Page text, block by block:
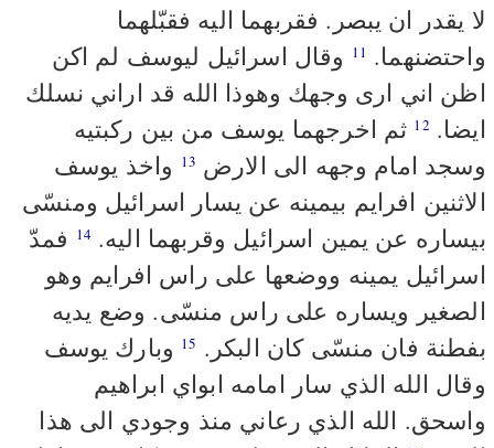
لا يقدر ان يبصر. فقربهما اليه فقبّلهما
واحتضنهما. 11 وقال اسرائيل ليوسف لم اكن
اظن اني ارى وجهك وهوذا الله قد اراني نسلك
ايضا. 12 ثم اخرجهما يوسف من بين ركبتيه
وسجد امام وجهه الى الارض 13 واخذ يوسف
الاثنين افرايم بيمينه عن يسار اسرائيل ومنسّى
بيساره عن يمين اسرائيل وقربهما اليه.14 فمدّ
اسرائيل يمينه ووضعها على راس افرايم وهو
الصغير ويساره على راس منسّى. وضع يديه
بفطنة فان منسّى كان البكر. 15 وبارك يوسف
وقال الله الذي سار امامه ابواي ابراهيم
واسحق. الله الذي رعاني منذ وجودي الى هذا